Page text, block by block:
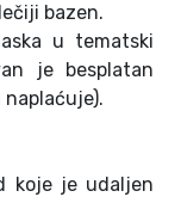
bazen.
u tematski
je besplatan
koje je udaljen